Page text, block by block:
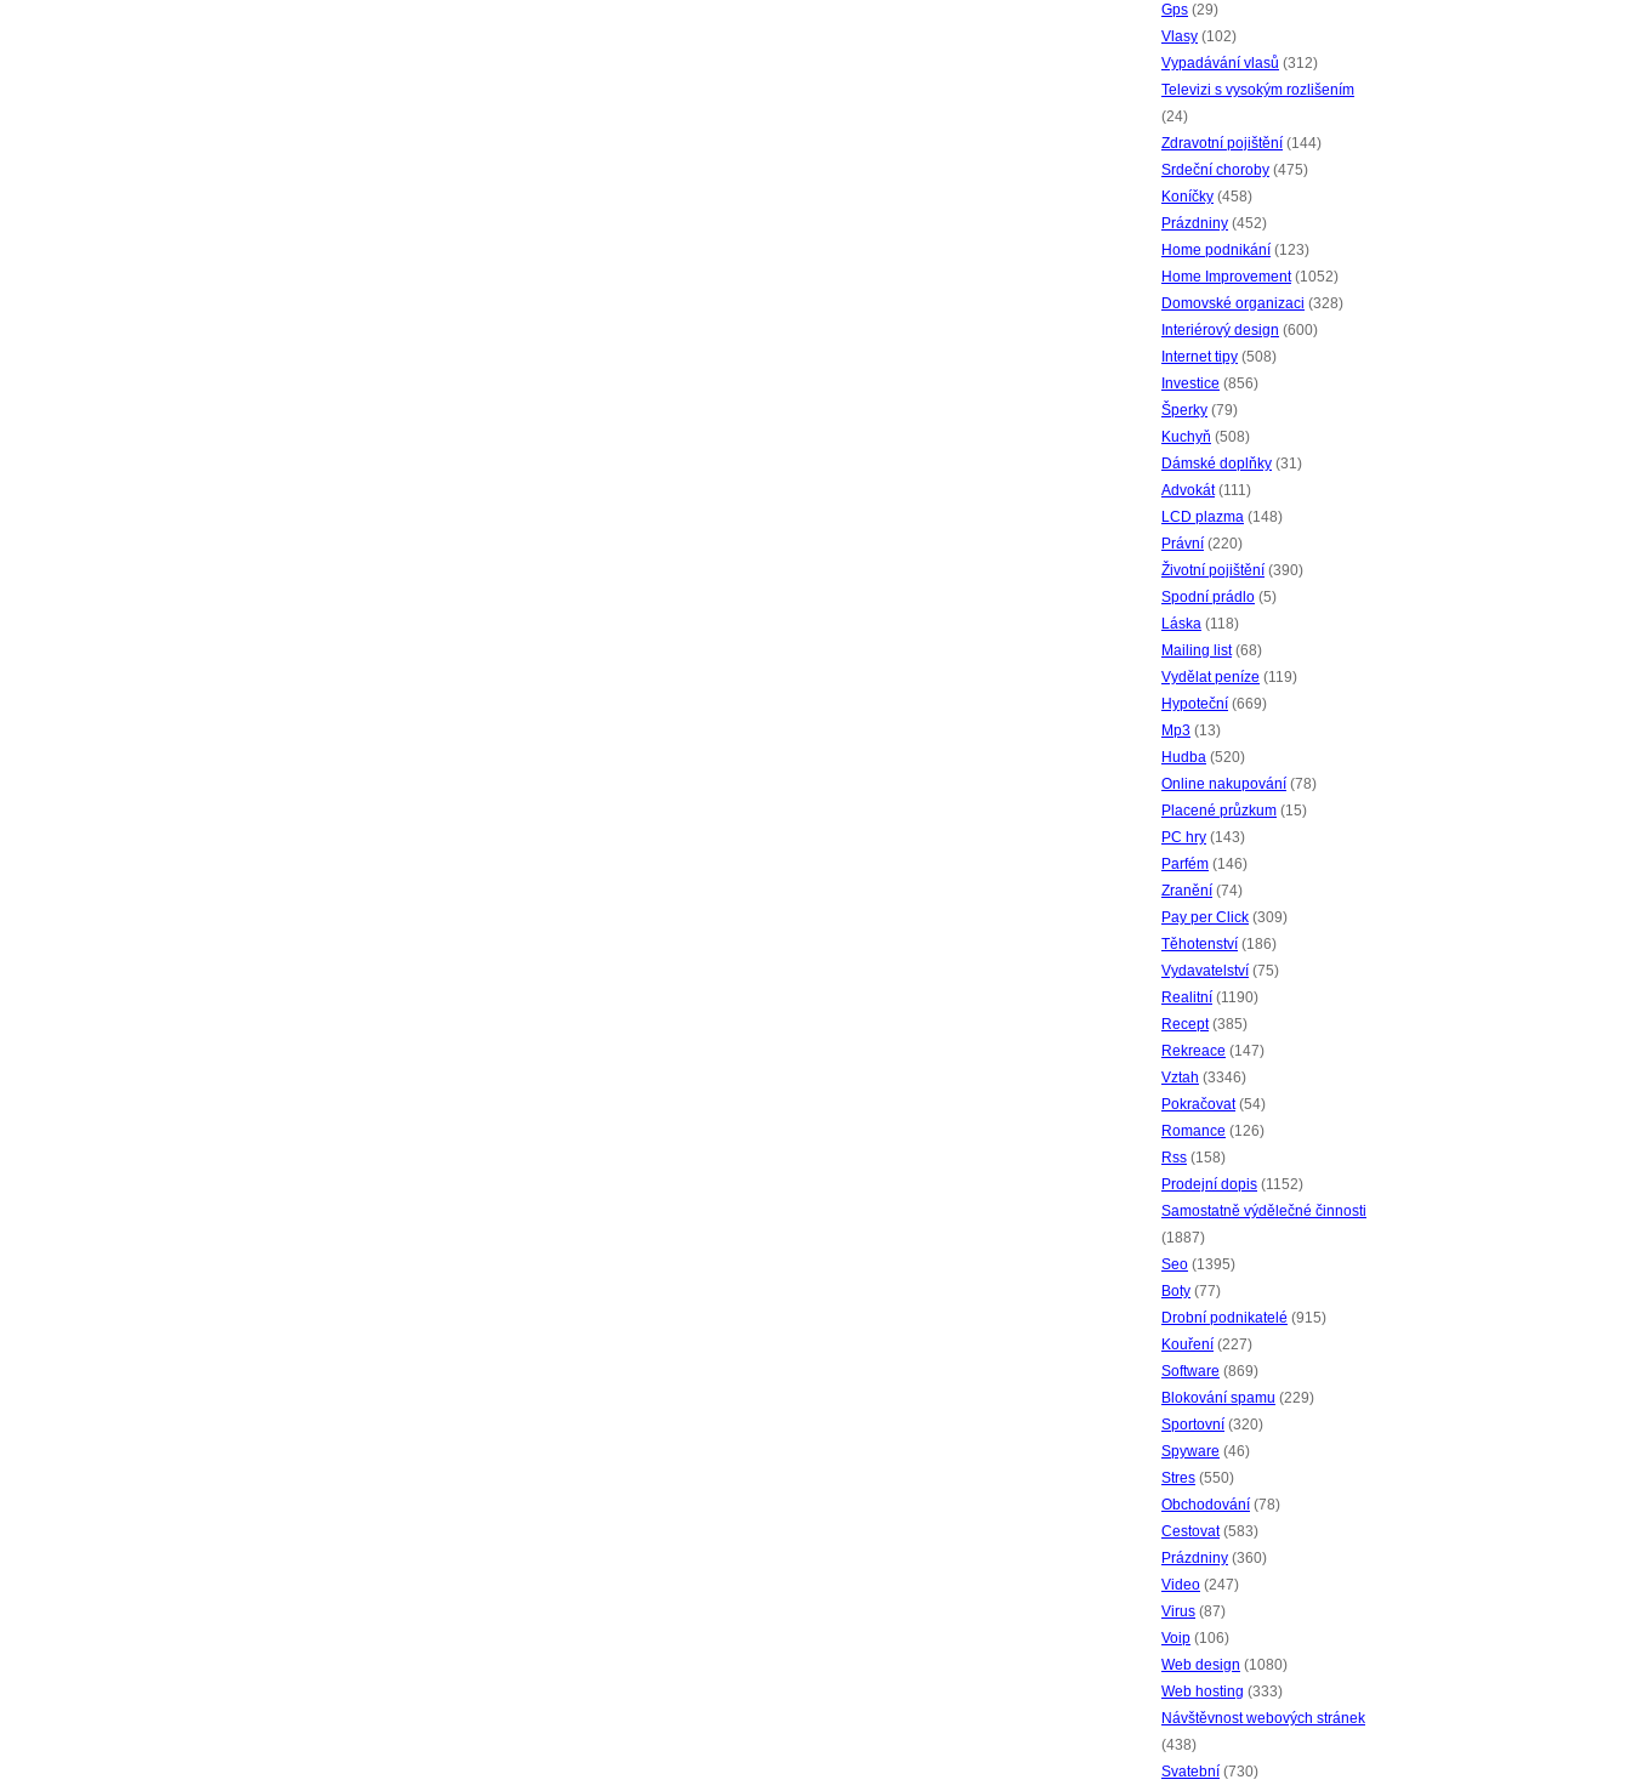
Gps (29)
Vlasy (102)
Vypadávání vlasů (312)
Televizi s vysokým rozlišením
(24)
Zdravotní pojištění (144)
Srdeční choroby (475)
Koníčky (458)
Prázdniny (452)
Home podnikání (123)
Home Improvement(1052)
Domovské organizaci (328)
Interiérový design (600)
Internet tipy (508)
Investice (856)
Šperky (79)
Kuchyň (508)
Dámské doplňky (31)
Advokát(111)
LCD plazma (148)
Právní (220)
Životní pojištění (390)
Spodní prádlo (5)
Láska (118)
Mailing list(68)
Vydělat peníze (119)
Hypoteční (669)
Mp3 (13)
Hudba (520)
Online nakupování (78)
Placené průzkum (15)
PC hry (143)
Parfém (146)
Zranění (74)
Pay per Click (309)
Těhotenství (186)
Vydavatelství (75)
Realitní (1190)
Recept(385)
Rekreace (147)
Vztah (3346)
Pokračovat(54)
Romance (126)
Rss (158)
Prodejní dopis (1152)
Samostatně výdělečné činnosti
(1887)
Seo (1395)
Boty (77)
Drobní podnikatelé (915)
Kouření (227)
Software (869)
Blokování spamu (229)
Sportovní (320)
Spyware (46)
Stres (550)
Obchodování (78)
Cestovat(583)
Prázdniny (360)
Video (247)
Virus (87)
Voip (106)
Web design (1080)
Web hosting (333)
Návštěvnost webových stránek
(438)
Svatební (730)